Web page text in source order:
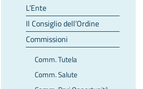
L’Ente
Il Consiglio dell’Ordine
Commissioni
Comm. Tutela
Comm. Salute